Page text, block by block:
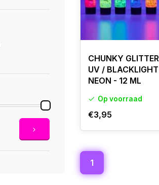
CHUNKY
UV /
NEON - 12 ML
Op voorraad
€3,95
1